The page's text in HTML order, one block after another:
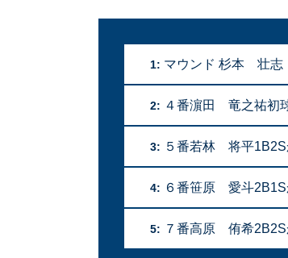
1: マウンド 杉本 壮志
2: ４番濵田 竜之祐初
3: ５番若林 将平
4: ６番笹原 愛斗
5: ７番高原 侑希